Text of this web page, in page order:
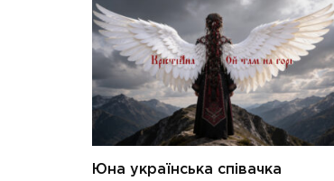
Юна українська співачка